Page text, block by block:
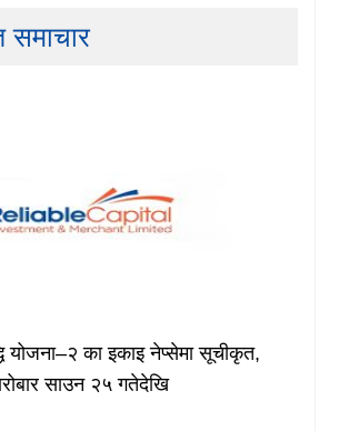
समाचार
योजना–२ का इकाइ नेप्सेमा सूचीकृत,
साउन २५ गतेदेखि